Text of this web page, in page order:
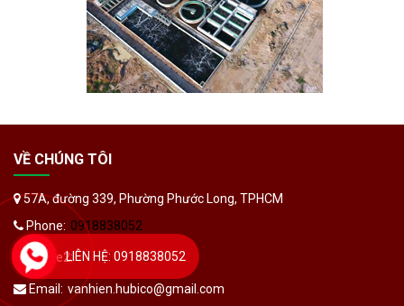
LIÊN HỆ: 0918838052
VỀ CHÚNG TÔI
57A, đường 339, Phường Phước Long, TPHCM
Phone: 0918838052
Phone2: 0932471442
Email: vanhien.hubico@gmail.com